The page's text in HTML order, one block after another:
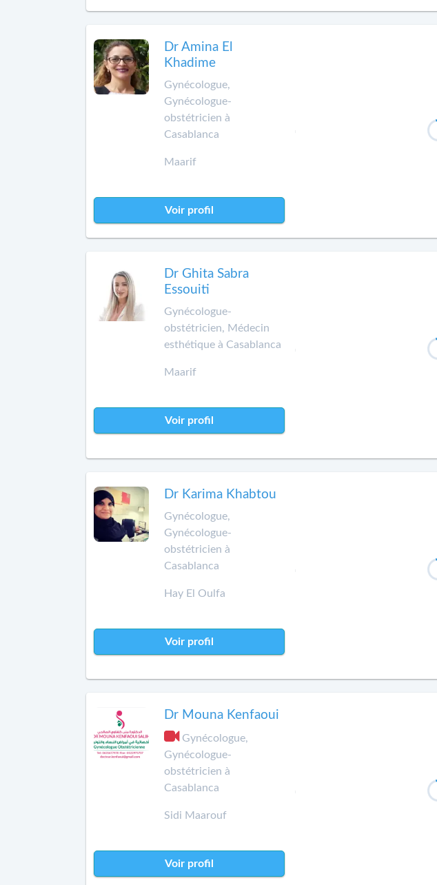
Dr Amina El
Khadime
Gynécologue,
Gynécologue-
obstétricien à
Casablanca
Maarif
Voir profil
Dr Ghita Sabra
Essouiti
Gynécologue-
obstétricien, Médecin
esthétique à Casablanca
Maarif
Voir profil
Dr Karima Khabtou
Gynécologue,
Gynécologue-
obstétricien à
Casablanca
Hay El Oulfa
Voir profil
Dr Mouna Kenfaoui
Gynécologue,
Gynécologue-
obstétricien à
Casablanca
Sidi Maarouf
Voir profil